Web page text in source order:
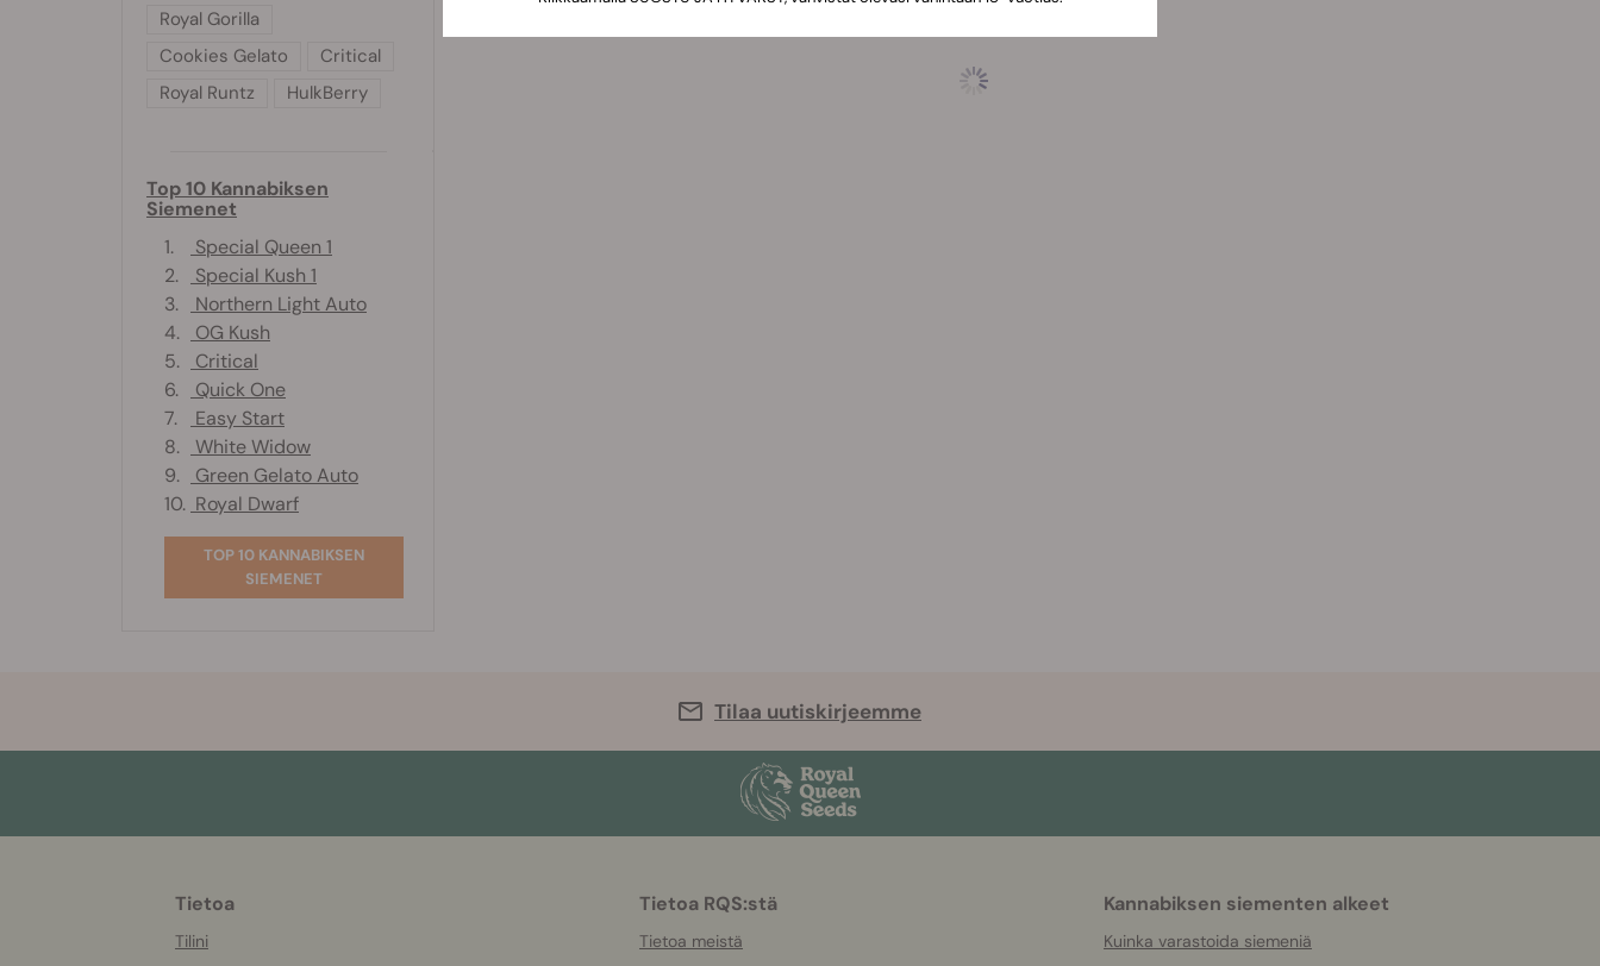
Royal Gorilla
Cookies Gelato
Critical
Royal Runtz
HulkBerry
Top 10 Kannabiksen
Siemenet
1.
Special Queen 1
2.
Special Kush 1
3.
Northern Light Auto
4.
OG Kush
5.
Critical
6.
Quick One
7.
Easy Start
8.
White Widow
9.
Green Gelato Auto
10. Royal Dwarf
TOP 10 KANNABIKSEN
SIEMENET
Tilaa uutiskirjeemme
Tietoa
Tilini
Tietoa RQS:stä
Tietoa meistä
Kannabiksen siementen alkeet
Kuinka varastoida siemeniä